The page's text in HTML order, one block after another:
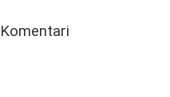
Komentari